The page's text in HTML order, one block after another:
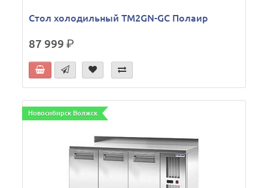
Стол холодильный TM2GN-GС Полаир
87 999р.
Новосибирск Волжск